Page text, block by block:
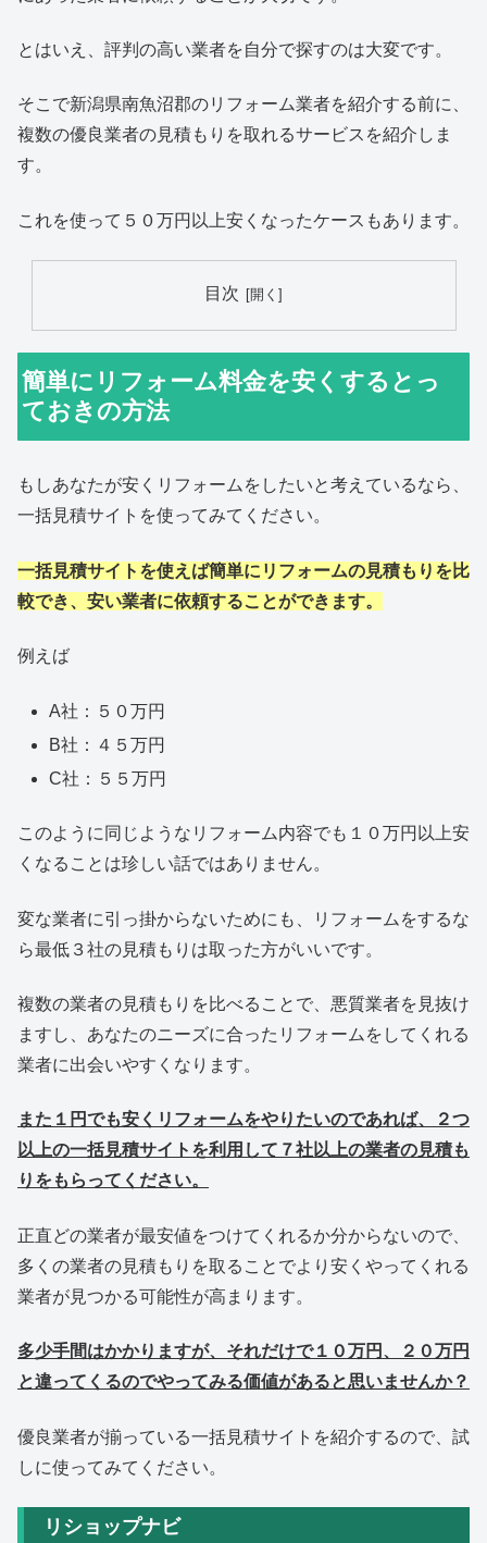
とはいえ、評判の高い業者を自分で探すのは大変です。
そこで新潟県南魚沼郡のリフォーム業者を紹介する前に、
複数の優良業者の見積もりを取れるサービスを紹介しま
す。
これを使って５０万円以上安くなったケースもあります。
目次
簡単にリフォーム料金を安くするとっ
ておきの方法
もしあなたが安くリフォームをしたいと考えているなら、
一括見積サイトを使ってみてください。
一括見積サイトを使えば簡単にリフォームの見積もりを比
較でき、安い業者に依頼することができます。
例えば
A社：５０万円
B社：４５万円
C社：５５万円
このように同じようなリフォーム内容でも１０万円以上安
くなることは珍しい話ではありません。
変な業者に引っ掛からないためにも、リフォームをするな
ら最低３社の見積もりは取った方がいいです。
複数の業者の見積もりを比べることで、悪質業者を見抜け
ますし、あなたのニーズに合ったリフォームをしてくれる
業者に出会いやすくなります。
また１円でも安くリフォームをやりたいのであれば、２つ
以上の一括見積サイトを利用して７社以上の業者の見積も
りをもらってください。
正直どの業者が最安値をつけてくれるか分からないので、
多くの業者の見積もりを取ることでより安くやってくれる
業者が見つかる可能性が高まります。
多少手間はかかりますが、それだけで１０万円、２０万円
と違ってくるのでやってみる価値があると思いませんか？
優良業者が揃っている一括見積サイトを紹介するので、試
しに使ってみてください。
リショップナビ